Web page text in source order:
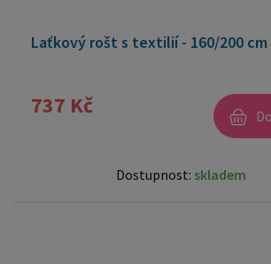
Laťkový rošt s textilií - 160/200
737 Kč
Dostupnost: skladem